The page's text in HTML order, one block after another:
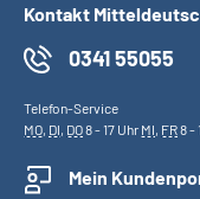
Kontakt
0341 55055
Telefon-Service
MO, DI, DO8 - 17 Uhr MI, FR8 -
Mein